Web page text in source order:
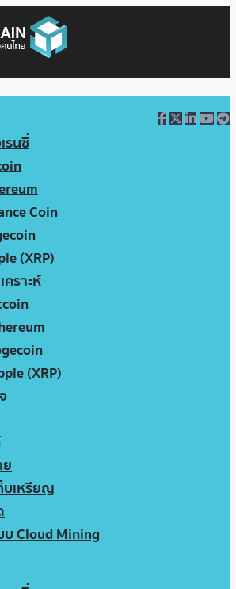
รนซี่
Coin
(XRP)
คราะห์
(XRP)
ย
บเหรียญ
บ Cloud Mining